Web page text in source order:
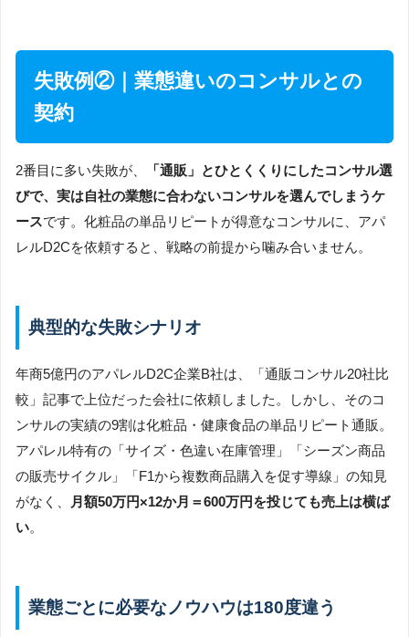
失敗例②｜業態違いのコンサルとの
契約
2番目に多い失敗が、
「通販」とひとくくりにしたコンサル選
びで、実は自社の業態に合わないコンサルを選んでしまうケ
ースです。化粧品の単品リピートが得意なコンサルに、アパ
レルD2Cを依頼すると、戦略の前提から噛み合いません。
典型的な失敗シナリオ
年商5億円のアパレルD2C企業B社は、「通販コンサル20社比
較」記事で上位だった会社に依頼しました。しかし、そのコ
ンサルの実績の9割は化粧品・健康食品の単品リピート通販。
アパレル特有の「サイズ・色違い在庫管理」「シーズン商品
の販売サイクル」「F1から複数商品購入を促す導線」の知見
がなく、
月額50万円×12か月＝600万円を投じても売上は横ば
い。
業態ごとに必要なノウハウは180度違う